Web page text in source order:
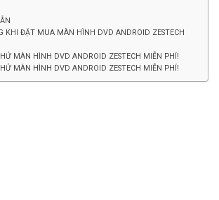
KHI ĐẶT MUA MÀN HÌNH DVD ANDROID ZESTECH
MÀN HÌNH DVD ANDROID ZESTECH MIỄN PHÍ!
MÀN HÌNH DVD ANDROID ZESTECH MIỄN PHÍ!